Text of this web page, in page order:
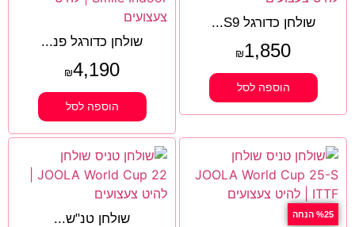
שולחן כדורגל S9...
₪1,850
הוספה לסל
שולחן כדורגל פנ...
₪4,190
הוספה לסל
%25 הנחה שולחן טנ"ש...